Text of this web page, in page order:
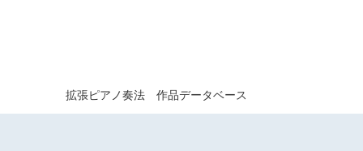
拡張ピアノ奏法 作品データベース